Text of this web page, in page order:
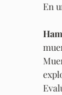
En